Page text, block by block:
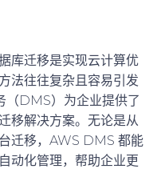
库迁移是实现云计算优
法往往复杂且容易引发
（DMS）为企业提供了
移解决方案。无论是从
迁移，AWS DMS 都能
动化管理，帮助企业更